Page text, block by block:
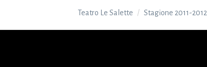
Teatro Le Salette Stagione 2011-2012